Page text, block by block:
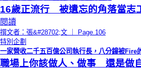
16歲正流行 被遺忘的角落當志
閱讀
撰文者：張&#28702;文 ｜ Page.106
特別企劃
一家營收二千五百億公司執行長，八分鐘被Fire
職場上你該做人、做事 還是做